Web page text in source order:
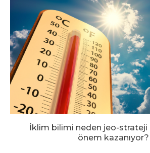
İklim bilimi neden jeo-strateji
önem kazanıyor?